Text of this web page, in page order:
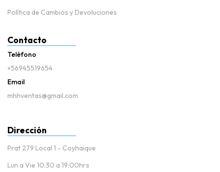
Política de Cambios y Devoluciones
Contacto
Teléfono
+56945519654
Email
mhhventas@gmail.com
Dirección
Prat 279 Local 1 - Coyhaique
Lun a Vie 10:30 a 19:00hrs